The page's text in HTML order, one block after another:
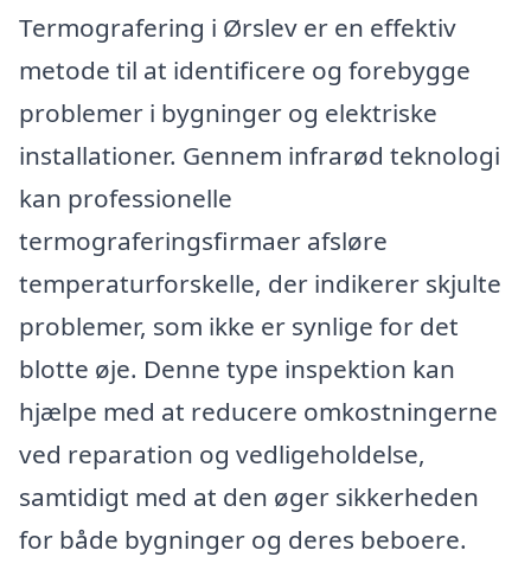
Termografering i Ørslev er en effektiv
metode til at identificere og forebygge
problemer i bygninger og elektriske
installationer. Gennem infrarød teknologi
kan professionelle
termograferingsfirmaer afsløre
temperaturforskelle, der indikerer skjulte
problemer, som ikke er synlige for det
blotte øje. Denne type inspektion kan
hjælpe med at reducere omkostningerne
ved reparation og vedligeholdelse,
samtidigt med at den øger sikkerheden
for både bygninger og deres beboere.